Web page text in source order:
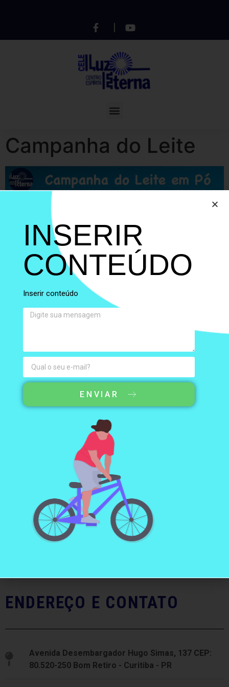
Campanha do Leite
ENDEREÇO E CONTATO
Avenida Desembargador Hugo Simas, 137 CEP:
80.520-250 Bom Retiro - Curitiba - PR
INSERIR
CONTEÚDO
Inserir conteúdo​
ENVIAR